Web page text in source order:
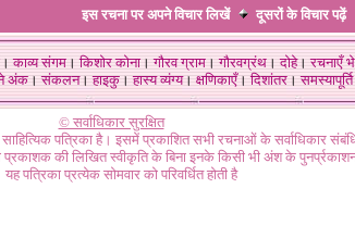
इस रचना पर अपने विचार लिखें दूसरों के विचारपढ़ें
।काव्य संगम।किशोर कोना।गौरव ग्राम।गौरवग्रंथ।दोहे।रचनाएँ
अंक। संकलन। हाइकु। हास्य व्यंग्य। क्षणिकाएँ। दिशांतर। समस्यापूर्ति
© सर्वाधिकार सुरक्षित
पत्रिका है। इसमें प्रकाशित सभी रचनाओं के सर्वाधिकार
की लिखित स्वीकृति के बिना इनके किसी भी अंश के
पत्रिका प्रत्येक सोमवार को परिवर्धित होती है